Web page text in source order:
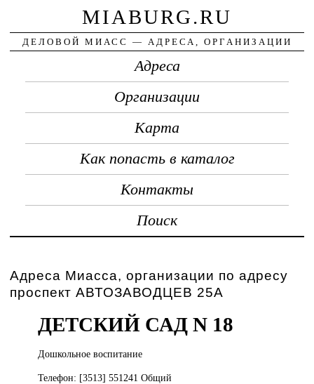
MIABURG.RU
ДЕЛОВОЙ МИАСС — АДРЕСА, ОРГАНИЗАЦИИ
Адреса
Организации
Карта
Как попасть в каталог
Контакты
Поиск
Адреса Миасса, организации по адресу
проспект АВТОЗАВОДЦЕВ 25А
ДЕТСКИЙ САД N 18
Дошкольное воспитание
Телефон: [3513] 551241 Общий